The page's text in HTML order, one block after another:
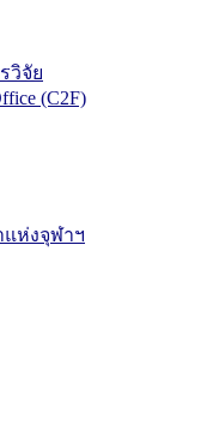
วิจัย
(C2F)
ห่งจุฬาฯ